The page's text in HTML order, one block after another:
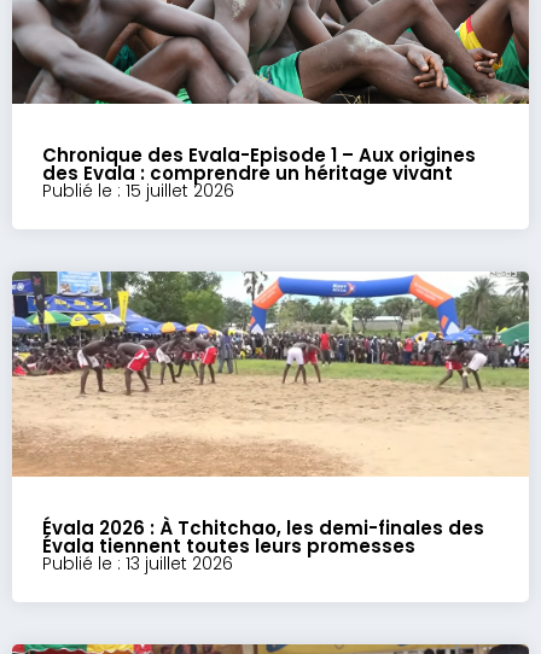
Chronique des Evala-Episode 1 – Aux origines
des Evala : comprendre un héritage vivant
Publié le : 15 juillet 2026
Évala 2026 : À Tchitchao, les demi-finales des
Évala tiennent toutes leurs promesses
Publié le : 13 juillet 2026